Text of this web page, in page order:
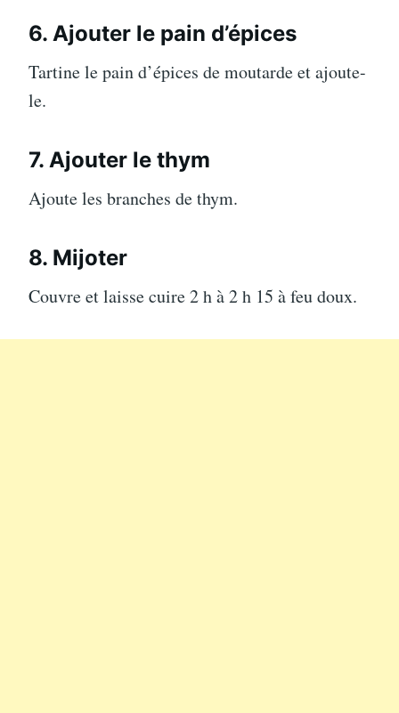
6. Ajouter le pain d’épices
Tartine le pain d’épices de moutarde et ajoute-
le.
7. Ajouter le thym
Ajoute les branches de thym.
8. Mijoter
Couvre et laisse cuire 2 h à 2 h 15 à feu doux.